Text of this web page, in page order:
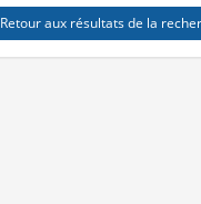
Retour aux résultats de la